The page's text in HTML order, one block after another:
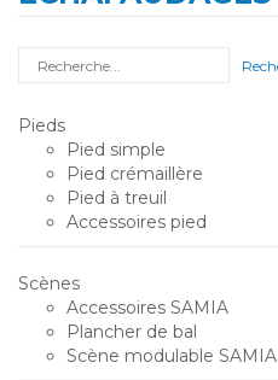
Rechercher
Pieds
Pied simple
Pied crémaillère
Pied à treuil
Accessoires pied
Scènes
Accessoires SAMIA
Plancher de bal
Scène modulable SAMIA